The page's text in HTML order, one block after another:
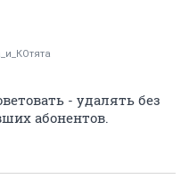
- удалять без
абонентов.